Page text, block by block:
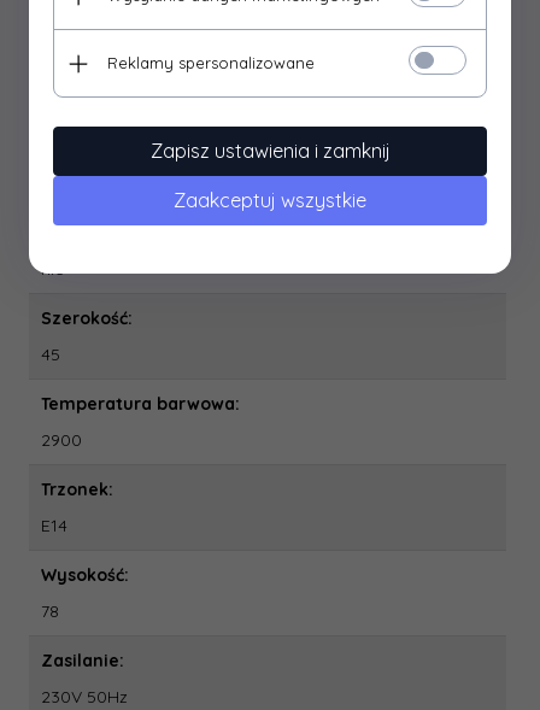
Moc:
4 W
81
Stosowanie ściemniacza:
nie
Szerokość:
45
Temperatura barwowa:
2900
Trzonek:
E14
Wysokość:
78
Zasilanie:
230V 50Hz
Reklamy spersonalizowane
Zapisz ustawienia i zamknij
Zaakceptuj wszystkie